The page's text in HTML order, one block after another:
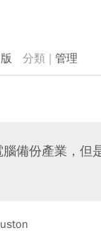
管理
備份產業，但